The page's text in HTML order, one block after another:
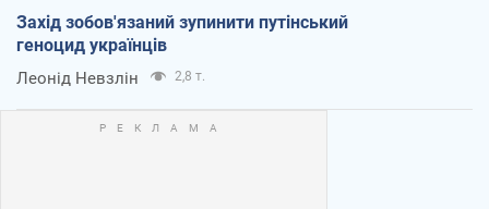
Захід зобов'язаний зупинити путінський
геноцид українців
Леонід Невзлін 2,8 т.